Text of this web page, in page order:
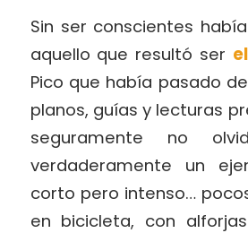
Sin ser conscientes
aquello que resultó ser
Pico que había pasado
planos, guías y lecturas
seguramente no
verdaderamente un
corto pero intenso…
en bicicleta, con